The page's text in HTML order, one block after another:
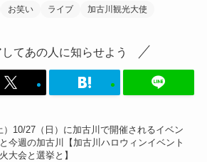
お笑い ライブ 加古川観光大使
てあの人に知らせよう
）10/27（日）に加古川で開催されるイベン
今週の加古川【加古川ハロウィンイベント
大会と選挙と】